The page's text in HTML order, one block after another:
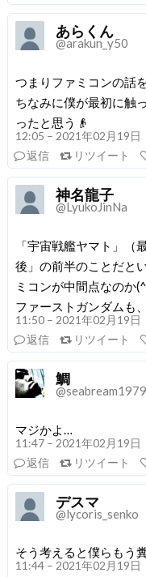
あらくん
@arakun_y50
つまりファミコンの話
ちなみに僕が最初に触
ったと思う👴
12:05 – 2021年02月19日
返信
リツイート
神名龍子
@LyukoJinNa
「宇宙戦艦ヤマト」（
後」の前半のことだと
ミコンが中間点なのか
ファーストガンダムも
11:50 – 2021年02月19日
返信
リツイート
鯛
@seabream1979
マジかよ…
11:47 – 2021年02月19日
返信
リツイート
デスマ
@lycoris_senko
そう考えると僕らもう
11:44 – 2021年02月19日